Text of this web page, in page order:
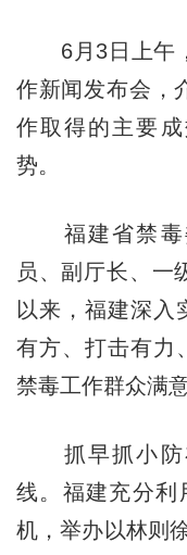
6月3日上午，
作新闻发布会，
作取得的主要
势。
福建省禁毒
员、副厅长、一
以来，福建深入
有方、打击有力
禁毒工作群众满
抓早抓小防
线。福建充分利
机，举办以林则